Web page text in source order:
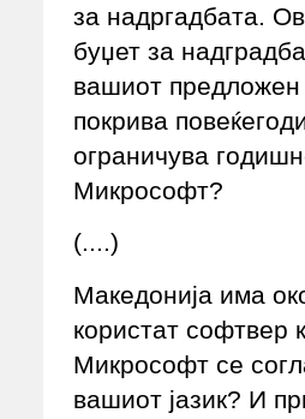
за надргадбата.
буџет за
вашиот предложен
покрива
ограничува
Микрософт?
(....)
Македонија има
користат софтвер
Микрософт се
вашиот јазик? И